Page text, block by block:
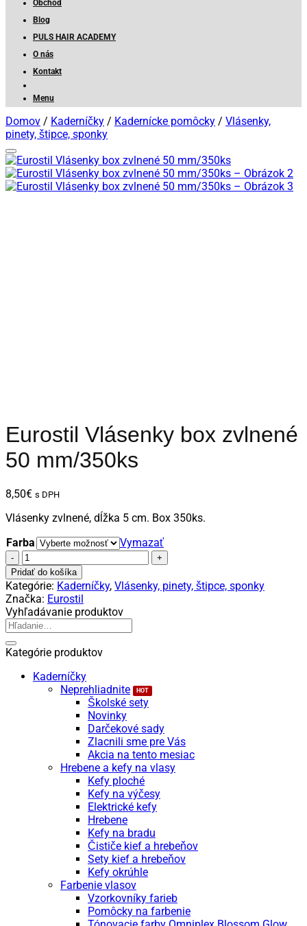
Obchod
Blog
PULS HAIR ACADEMY
O nás
Kontakt
Menu
Domov / Kaderníčky / Kadernícke pomôcky / Vlásenky,
pinety, štipce, sponky
Eurostil Vlásenky box zvlnené
50 mm/350ks
8,50€ s DPH
Vlásenky zvlnené, dĺžka 5 cm. Box 350ks.
Farba
Vymazať
množstvo
Eurostil
Vlásenky
box
zvlnené
50
mm/350ks
Pridať do košíka
Kategórie: Kaderníčky, Vlásenky, pinety, štipce, sponky
Značka: Eurostil
Vyhľadávanie produktov
Hľadať:
Kategórie produktov
Kaderníčky
Neprehliadnite
Školské sety
Novinky
Darčekové sady
Zlacnili sme pre Vás
Akcia na tento mesiac
Hrebene a kefy na vlasy
Kefy ploché
Kefy na výčesy
Elektrické kefy
Hrebene
Kefy na bradu
Čističe kief a hrebeňov
Sety kief a hrebeňov
Kefy okrúhle
Farbenie vlasov
Vzorkovníky farieb
Pomôcky na farbenie